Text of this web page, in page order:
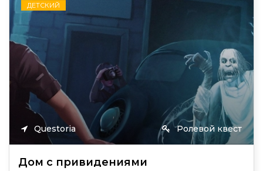
ДЕТСКИЙ
Questoria Ролевой квест
Дом с привидениями